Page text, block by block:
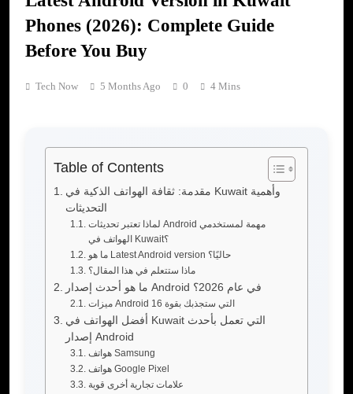
Phones (2026): Complete Guide
Before You Buy
Tech Now 5 Months Ago 0 4 Mins
Table of Contents
مقدمة: ثقافة الهواتف الذكية في Kuwait وأهمية
التحديثات
لماذا تعتبر تحديثات Android مهمة لمستخدمي
الهواتف في Kuwait؟
ما هو Latest Android version حاليًا؟
ماذا ستتعلم في هذا المقال؟
ما هو أحدث إصدار Android في عام 2026؟
ميزات Android 16 التي ستجذبك بقوة
أفضل الهواتف في Kuwait التي تعمل بأحدث
إصدار Android
هواتف Samsung
هواتف Google Pixel
علامات تجارية أخرى قوية